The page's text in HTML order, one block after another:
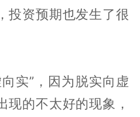
投资预期也发生了很
实”，因为脱实向虚
现的不太好的现象，